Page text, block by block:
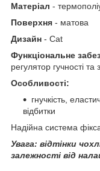
Матеріал -
Поверхня - матова
Дизайн - Cat
Функціональне
регулятор гучності та
Особливості:
гнучкість,
відбитки
Надійна система
Увага: відтінки
залежності від